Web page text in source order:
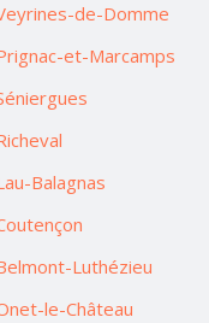
de-Domme
et-Marcamps
Balagnas
Luthézieu
le-Château